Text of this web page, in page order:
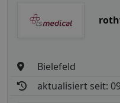
Bielefeld
aktualisiert seit: